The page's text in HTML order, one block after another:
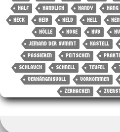
HALF
HANDLICH HANDY HANG
HECK
HEIB HELD HELL
HÖLLE
HOSE HUB
JEMAND DER SUMMT
KASTELL
PASSIEREN
PEITSCHEN
SCHLAUCH
SCHNELL TEUFEL
VERHÄNGNISVOLL
VORKOMMEN
ZERHACKEN